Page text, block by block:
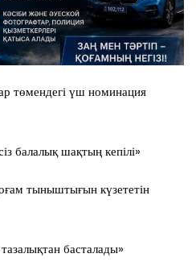
төмендегі үш номинация
балалық шақтың кепілі»
тыныштығын күзететін
басталады»